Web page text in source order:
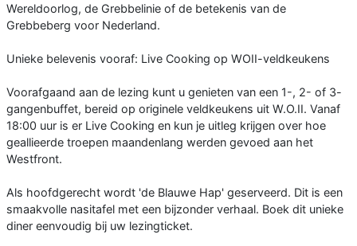
Wereldoorlog, de Grebbelinie of de betekenis van de
Grebbeberg voor Nederland.
Unieke belevenis vooraf: Live Cooking op WOII-veldkeukens
Voorafgaand aan de lezing kunt u genieten van een 1-, 2- of 3-
gangenbuffet, bereid op originele veldkeukens uit W.O.II. Vanaf
18:00 uur is er Live Cooking en kun je uitleg krijgen over hoe
geallieerde troepen maandenlang werden gevoed aan het
Westfront.
Als hoofdgerecht wordt 'de Blauwe Hap' geserveerd. Dit is een
smaakvolle nasitafel met een bijzonder verhaal. Boek dit unieke
diner eenvoudig bij uw lezingticket.